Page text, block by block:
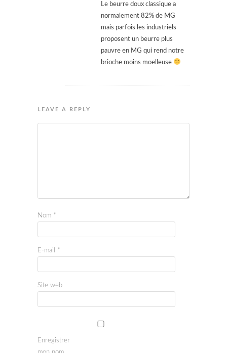
Le beurre doux classique a
normalement 82% de MG
mais parfois les industriels
proposent un beurre plus
pauvre en MG qui rend notre
brioche moins moelleuse
LEAVE A REPLY
Nom *
E-mail *
Site web
Enregistrer